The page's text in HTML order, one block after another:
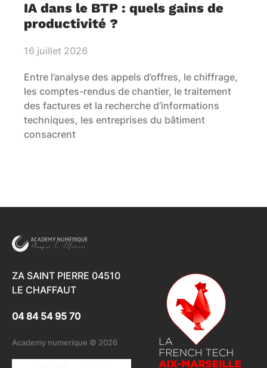
IA dans le BTP : quels gains de
productivité ?
16 juillet 2026
Entre l’analyse des appels d’offres, le chiffrage,
les comptes-rendus de chantier, le traitement
des factures et la recherche d’informations
techniques, les entreprises du bâtiment
consacrent
ZA SAINT PIERRE 04510
LE CHAFFAUT
04 84 54 95 70
Academy numerique © 2026